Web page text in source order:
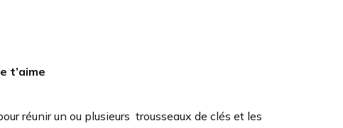
t’aime
réunir un ou plusieurs trousseaux de clés et les